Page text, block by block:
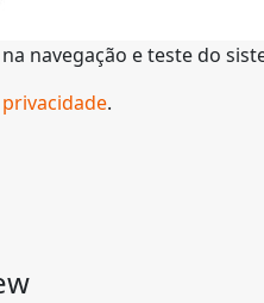
navegação e teste do
.